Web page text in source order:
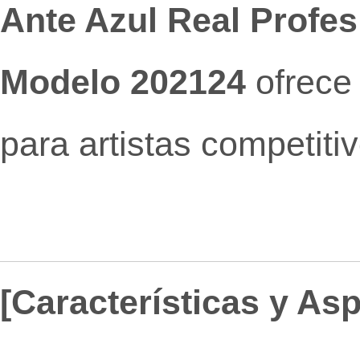
Ante Azul Real
Modelo 202124
para artistas
[Características y